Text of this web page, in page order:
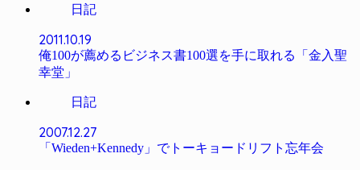
日記
2011.10.19
俺100が薦めるビジネス書100選を手に取れる「金入聖
幸堂」
日記
2007.12.27
「Wieden+Kennedy」でトーキョードリフト忘年会